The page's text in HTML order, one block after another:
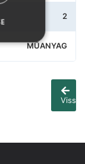
2
MŰANYAG
Vissza